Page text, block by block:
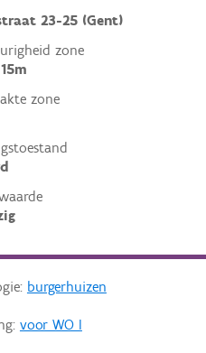
23-25 (Gent)
zone
zone
burgerhuizen
voor WO I